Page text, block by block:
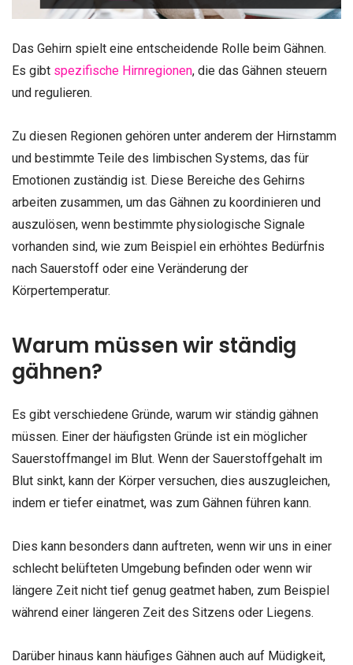
Das Gehirn spielt eine entscheidende Rolle beim Gähnen.
Es gibt spezifische Hirnregionen, die das Gähnen steuern
und regulieren.
Zu diesen Regionen gehören unter anderem der Hirnstamm
und bestimmte Teile des limbischen Systems, das für
Emotionen zuständig ist. Diese Bereiche des Gehirns
arbeiten zusammen, um das Gähnen zu koordinieren und
auszulösen, wenn bestimmte physiologische Signale
vorhanden sind, wie zum Beispiel ein erhöhtes Bedürfnis
nach Sauerstoff oder eine Veränderung der
Körpertemperatur.
Warum müssen wir ständig
gähnen?
Es gibt verschiedene Gründe, warum wir ständig gähnen
müssen. Einer der häufigsten Gründe ist ein möglicher
Sauerstoffmangel im Blut. Wenn der Sauerstoffgehalt im
Blut sinkt, kann der Körper versuchen, dies auszugleichen,
indem er tiefer einatmet, was zum Gähnen führen kann.
Dies kann besonders dann auftreten, wenn wir uns in einer
schlecht belüfteten Umgebung befinden oder wenn wir
längere Zeit nicht tief genug geatmet haben, zum Beispiel
während einer längeren Zeit des Sitzens oder Liegens.
Darüber hinaus kann häufiges Gähnen auch auf Müdigkeit,